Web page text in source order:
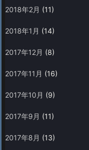
2018年2月 (11)
2018年1月 (14)
2017年12月 (8)
2017年11月 (16)
2017年10月 (9)
2017年9月 (11)
2017年8月 (13)